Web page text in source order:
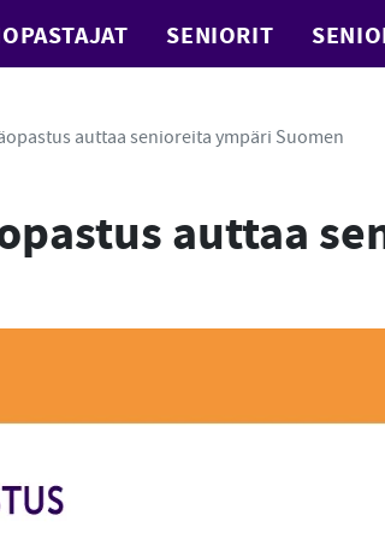
SENIORIT
auttaa senioreita ympäri Suomen
auttaa